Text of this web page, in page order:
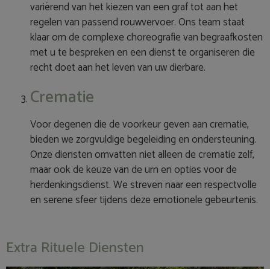
variërend van het kiezen van een graf tot aan het
regelen van passend rouwvervoer. Ons team staat
klaar om de complexe choreografie van begraafkosten
met u te bespreken en een dienst te organiseren die
recht doet aan het leven van uw dierbare.
Crematie
Voor degenen die de voorkeur geven aan crematie,
bieden we zorgvuldige begeleiding en ondersteuning.
Onze diensten omvatten niet alleen de crematie zelf,
maar ook de keuze van de urn en opties voor de
herdenkingsdienst. We streven naar een respectvolle
en serene sfeer tijdens deze emotionele gebeurtenis.
Extra Rituele Diensten